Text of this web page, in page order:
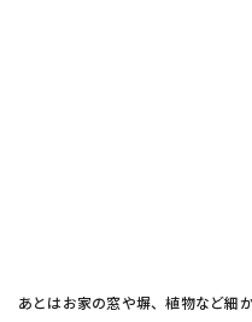
あとはお家の窓や塀、植物など細